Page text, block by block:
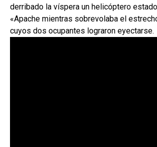
derribado la víspera un helicóptero
«Apache mientras sobrevolaba el
cuyos dos ocupantes lograron eyectarse.